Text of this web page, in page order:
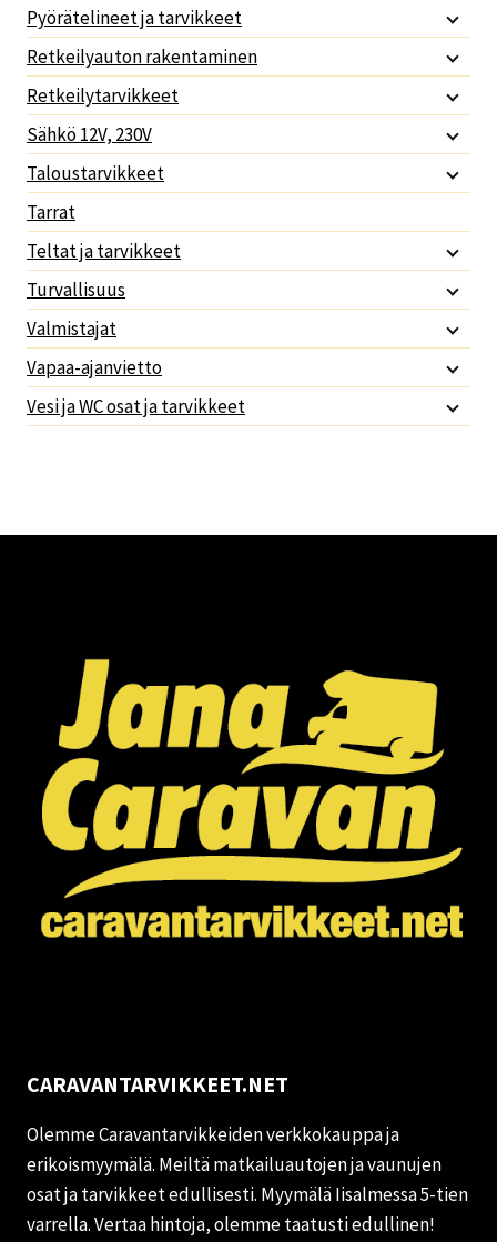
Pyörätelineet ja tarvikkeet
Retkeilyauton rakentaminen
Retkeilytarvikkeet
Sähkö 12V, 230V
Taloustarvikkeet
Tarrat
Teltat ja tarvikkeet
Turvallisuus
Valmistajat
Vapaa-ajanvietto
Vesi ja WC osat ja tarvikkeet
CARAVANTARVIKKEET.NET
Olemme Caravantarvikkeiden verkkokauppa ja
erikoismyymälä. Meiltä matkailuautojen ja vaunujen
osat ja tarvikkeet edullisesti. Myymälä Iisalmessa 5-tien
varrella. Vertaa hintoja, olemme taatusti edullinen!